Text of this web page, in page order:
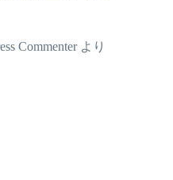
Commenterより